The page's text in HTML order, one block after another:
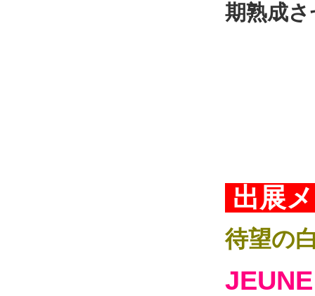
期熟成
出展
待望の